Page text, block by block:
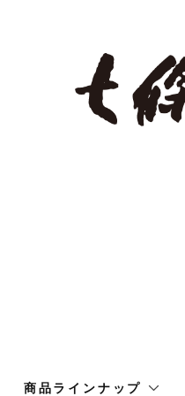
商品ラインナップ